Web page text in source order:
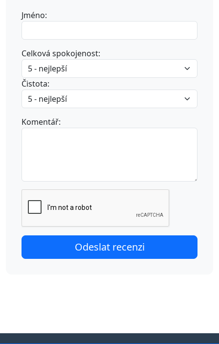
Jméno:
Celková spokojenost:
Čistota:
Komentář: